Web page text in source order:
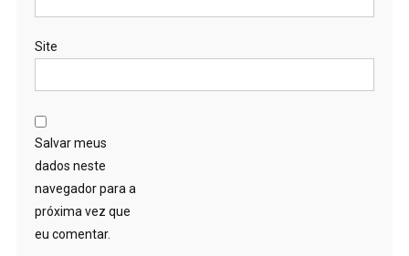
Site
Salvar meus
dados neste
navegador para a
próxima vez que
eu comentar.